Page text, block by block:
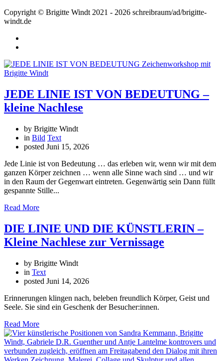
Copyright © Brigitte Windt 2021 - 2026 schreibraum/ad/brigitte-
windt.de
JEDE LINIE IST VON BEDEUTUNG –
kleine Nachlese
by Brigitte Windt
in Bild Text
posted Juni 15, 2026
Jede Linie ist von Bedeutung … das erleben wir, wenn wir mit dem
ganzen Körper zeichnen … wenn alle Sinne wach sind … und wir
in den Raum der Gegenwart eintreten. Gegenwärtig sein Dann füllt
gespannte Stille...
Read More
DIE LINIE UND DIE KÜNSTLERIN –
Kleine Nachlese zur Vernissage
by Brigitte Windt
in Text
posted Juni 14, 2026
Erinnerungen klingen nach, beleben freundlich Körper, Geist und
Seele. Sie sind ein Geschenk der Besucher:innen.
Read More